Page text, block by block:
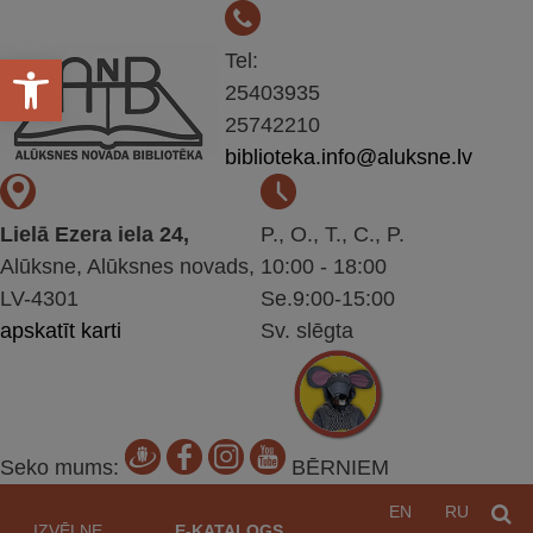
Open toolbar
Tel:
25403935
25742210
biblioteka.info@aluksne.lv
Lielā Ezera iela 24,
Alūksne, Alūksnes novads,
LV-4301
apskatīt karti
P., O., T., C., P.
10:00 - 18:00
Se.9:00-15:00
Sv. slēgta
Seko mums:
BĒRNIEM
EN RU